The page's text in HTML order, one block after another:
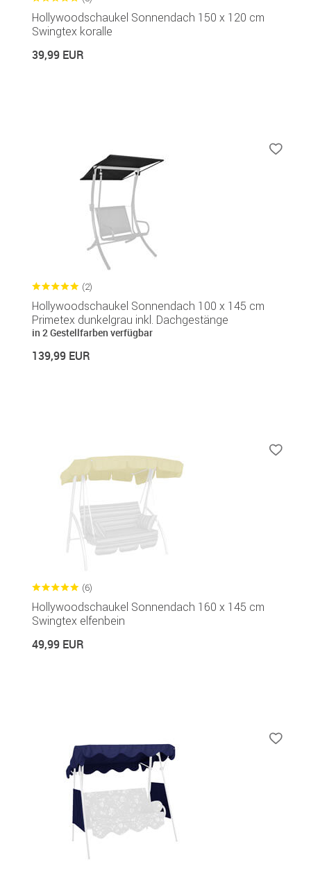
Hollywoodschaukel Sonnendach 150 x 120 cm
Swingtex koralle
39,99 EUR
(2)
Hollywoodschaukel Sonnendach 100 x 145 cm
Primetex dunkelgrau inkl. Dachgestänge
in 2 Gestellfarben verfügbar
139,99 EUR
(6)
Hollywoodschaukel Sonnendach 160 x 145 cm
Swingtex elfenbein
49,99 EUR